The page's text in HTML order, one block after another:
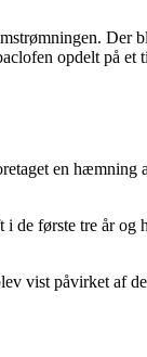
Der
opdelt på
en hæmning
de første tre år
vist påvirket af